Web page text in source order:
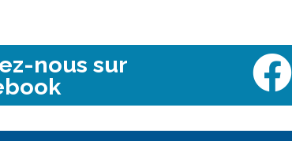
nous sur